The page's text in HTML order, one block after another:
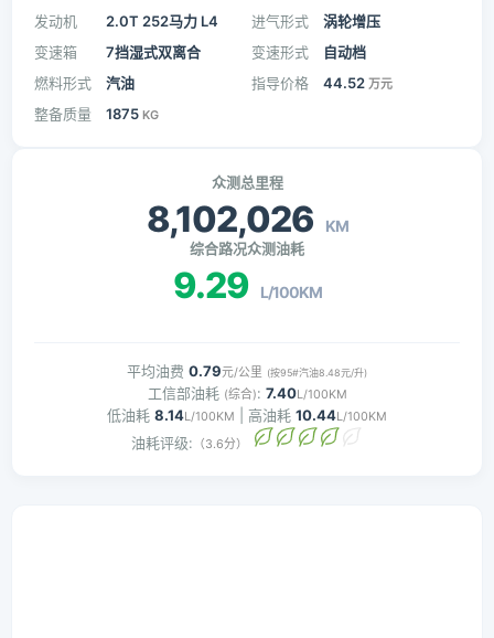
发动机 2.0T 252马力 L4 进气形式
涡轮增压
变速箱
7挡湿式双离合 变速形式
自动档
燃料形式
汽油 指导价格 44.52 万元
整备质量 1875 KG
众测总里程
8,102,026 KM
综合路况众测油耗
9.29 L/100KM
平均油费 0.79元/公里 (按95#汽油8.48元/升)
工信部油耗 (综合): 7.40L/100KM
低油耗 8.14L/100KM | 高油耗 10.44L/100KM
油耗评级: （3.6分）